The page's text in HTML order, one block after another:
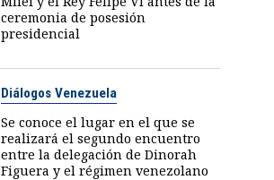
ceremonia de posesión
presidencial
Diálogos Venezuela
Se conoce el lugar en el que se
realizará el segundo encuentro
entre la delegación de Dinorah
Figuera y el régimen venezolano